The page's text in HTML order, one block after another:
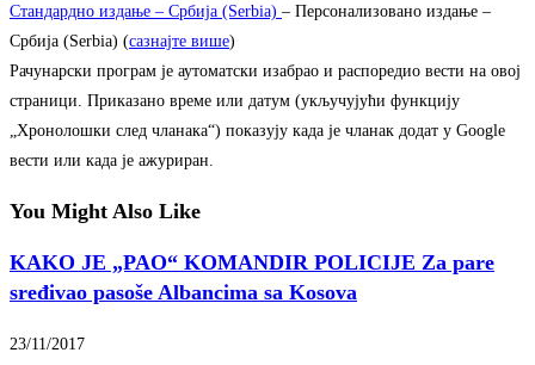
Стандардно издање – Србија (Serbia) – Персонализовано издање –
Србија (Serbia) (сазнајте више)
Рачунарски програм је аутоматски изабрао и распоредио вести на овој
страници. Приказано време или датум (укључујући функцију
„Хронолошки след чланака“) показују када је чланак додат у Google
вести или када је ажуриран.
You Might Also Like
KAKO JE „PAO“ KOMANDIR POLICIJE Za pare
sređivao pasoše Albancima sa Kosova
23/11/2017